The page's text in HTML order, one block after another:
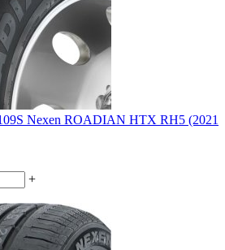
Nexen ROADIAN HTX RH5 (2021
+